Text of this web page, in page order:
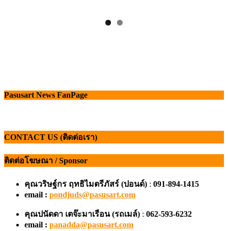
Pasusart News FanPage
CONTACT US (ติดต่อเรา)
ติดต่อโฆษณา / Sponsor
คุณวริษฐ์กร ฤทธิไมตรีภัสร์ (ปอนด์) : 091-894-1415
email : pondjuds@pasusart.com
คุณปนัดดา เตจ๊ะมาเรือน (รถเมล์) : 062-593-6232
email : panadda@pasusart.com